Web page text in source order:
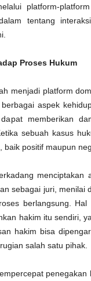
platform-
tentang
Proses Hukum
menjadi platform
aspek
memberikan
sebuah kasus
positif maupun
menciptakan
sebagai juri,
berlangsung.
hakim itu sendiri,
hakim bisa
salah satu pihak.